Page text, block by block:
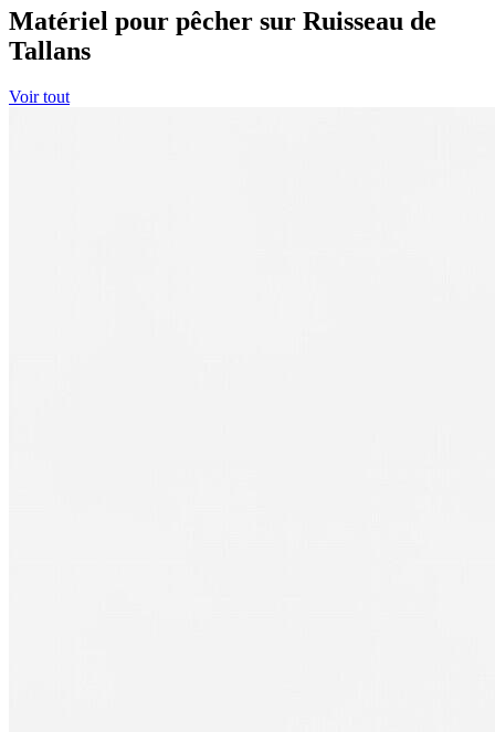
Matériel pour pêcher sur Ruisseau de
Tallans
Voir tout